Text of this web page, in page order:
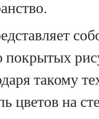
покрытых
такому
цветов на